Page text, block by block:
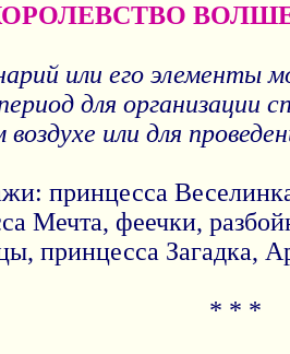
или его элементы
для организации
или для
принцесса
Мечта, феечки,
принцесса Загадка,
* * *